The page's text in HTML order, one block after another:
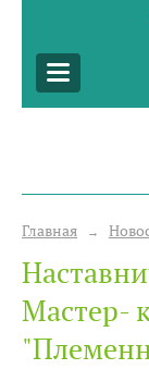
Главная →
Мастер-